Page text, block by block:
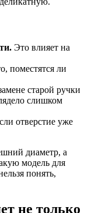
Это влияет на
поместятся ли
старой ручки
слишком
отверстие уже
диаметр, а
модель для
понять,
не только